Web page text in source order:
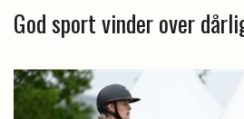
God sport vinder over